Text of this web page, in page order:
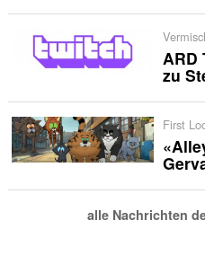
ARD
zu
First
alle Nachrichten